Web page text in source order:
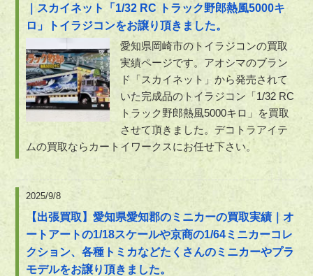
｜スカイネット「1/32 RC トラック野郎熱風5000キ
ロ」トイラジコンをお譲り頂きました。
愛知県岡崎市のトイラジコンの買取
実績ページです。アオシマのブラン
ド「スカイネット」から発売されて
いた完成品のトイラジコン「1/32 RC
トラック野郎熱風5000キロ」を買取
させて頂きました。デコトラアイテ
ムの買取ならカートイワークスにお任せ下さい。
2025/9/8
【出張買取】愛知県愛知郡のミニカーの買取実績｜オ
ートアートの1/18スケールや京商の1/64ミニカーコレ
クション、各種トミカなどたくさんのミニカーやプラ
モデルをお譲り頂きました。